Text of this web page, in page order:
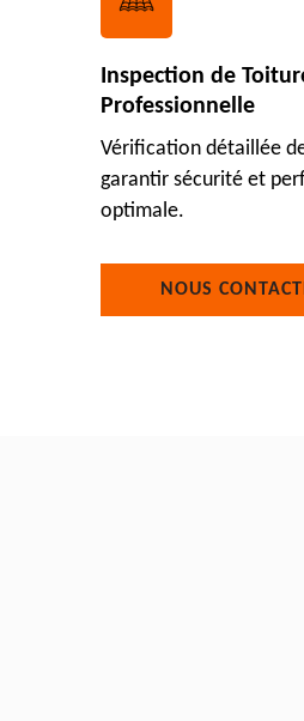
Inspection de
Professionnelle
Vérification détaillée
garantir sécurité et
optimale.
NOUS